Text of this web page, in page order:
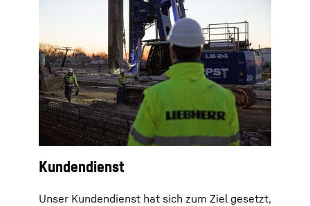
Kundendienst
Unser Kundendienst hat sich zum Ziel gesetzt,